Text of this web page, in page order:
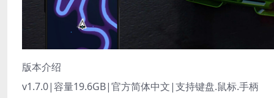
版本介绍
v1.7.0|容量19.6GB|官方简体中文|支持键盘.鼠标.手柄